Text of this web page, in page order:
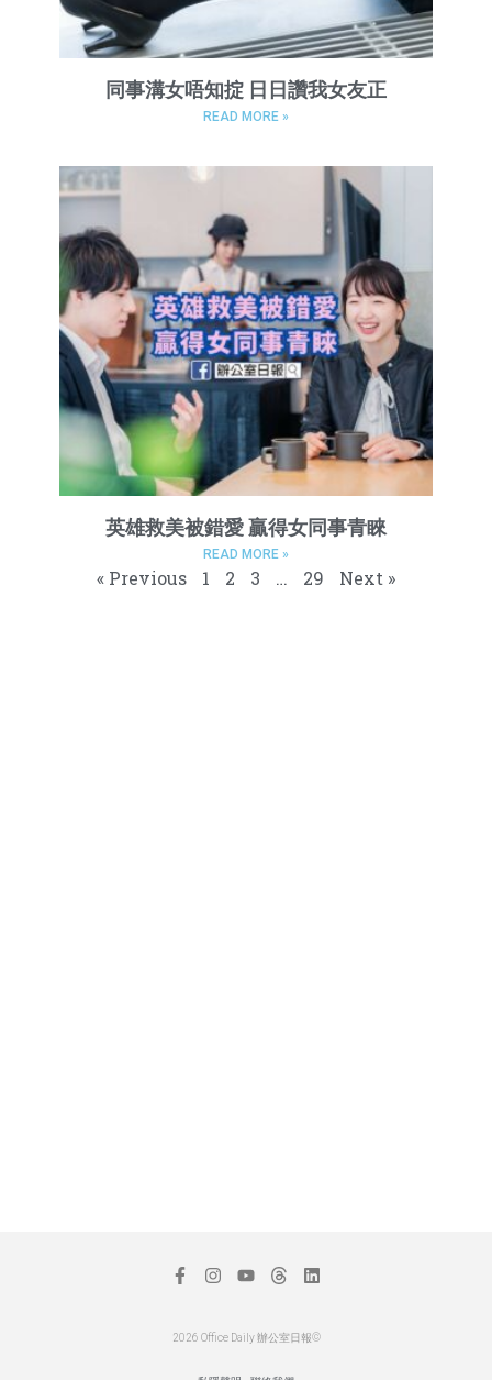
同事溝女唔知掟 日日讚我女友正
READ MORE »
英雄救美被錯愛 贏得女同事青睞
READ MORE »
« Previous 1 2 3 … 29 Next »
2026 Office Daily 辦公室日報©